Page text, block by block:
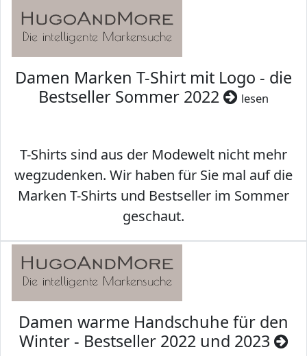
Damen Marken T-Shirt mit Logo - die
Bestseller Sommer 2022
lesen
T-Shirts sind aus der Modewelt nicht mehr
wegzudenken. Wir haben für Sie mal auf die
Marken T-Shirts und Bestseller im Sommer
geschaut.
Damen warme Handschuhe für den
Winter - Bestseller 2022 und 2023